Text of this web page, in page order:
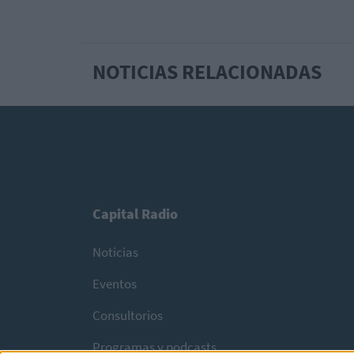
NOTICIAS RELACIONADAS
Capital Radio
Noticias
Eventos
Consultorios
Programas y podcasts